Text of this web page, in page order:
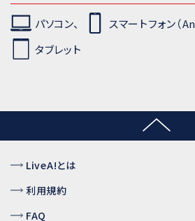
パソコン、
スマートフォン（
タブレット
LiveA!とは
利用規約
FAQ